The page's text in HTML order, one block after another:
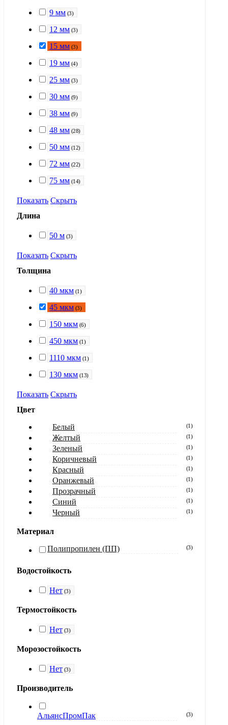
9 мм (3)
12 мм (3)
15 мм (3)
19 мм (4)
25 мм (3)
30 мм (9)
38 мм (9)
48 мм (28)
50 мм (12)
72 мм (22)
75 мм (14)
Показать Скрыть
Длина
50 м (3)
Показать Скрыть
Толщина
40 мкм (1 )
45 мкм (3)
150 мкм (6)
450 мкм (1 )
1110 мкм (1 )
130 мкм (13)
Показать Скрыть
Цвет
Белый
(1 )
Желтый (1 )
Зеленый (1 )
Коричневый (1 )
Красный (1 )
Оранжевый (1 )
Прозрачный (1 )
Синий (1 )
Черный (1 )
Материал
Полипропилен (ПП)
(3)
Водостойкость
Нет (3)
Термостойкость
Нет (3)
Морозостойкость
Нет (3)
Производитель
АльянсПромПак (3)